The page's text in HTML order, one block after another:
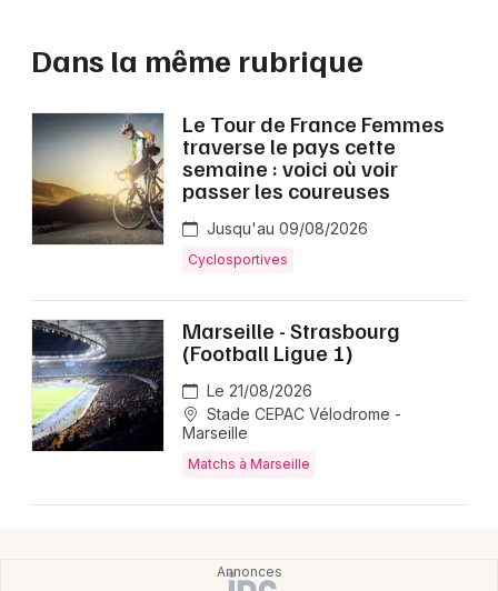
Dans la même rubrique
Le Tour de France Femmes
traverse le pays cette
semaine : voici où voir
passer les coureuses
Jusqu'au 09/08/2026
Cyclosportives
Marseille - Strasbourg
(Football Ligue 1)
Le 21/08/2026
Stade CEPAC Vélodrome -
Marseille
Matchs à Marseille